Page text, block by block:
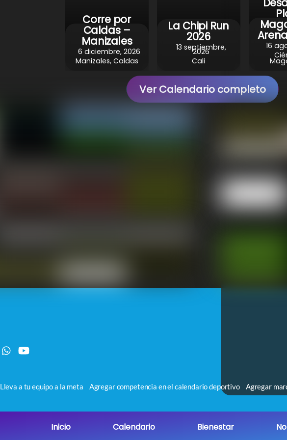
Inicio Calendario Bienestar
Corre por
Caldas –
Manizales
6 diciembre, 2026
Manizales, Caldas
La Chipi Run
2026
13 septiembre,
2026
Cali
16
Ver Calendario completo
Lleva a tu equipo a la meta Agregar competencia en el calendario deportivo Agregar